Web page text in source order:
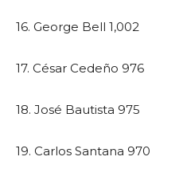
16. George Bell 1,002
17. César Cedeño 976
18. José Bautista 975
19. Carlos Santana 970